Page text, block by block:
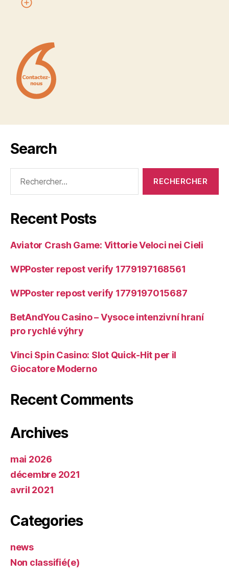
Search
Recent Posts
Aviator Crash Game: Vittorie Veloci nei Cieli
WPPoster repost verify 1779197168561
WPPoster repost verify 1779197015687
BetAndYou Casino – Vysoce intenzivní hraní
pro rychlé výhry
Vinci Spin Casino: Slot Quick‑Hit per il
Giocatore Moderno
Recent Comments
Archives
mai 2026
décembre 2021
avril 2021
Categories
news
Non classifié(e)